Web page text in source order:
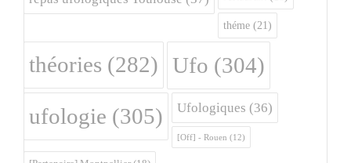
théme (21)
théories (282) Ufo (304)
ufologie (305) Ufologiques (36)
[Off] - Rouen (12)